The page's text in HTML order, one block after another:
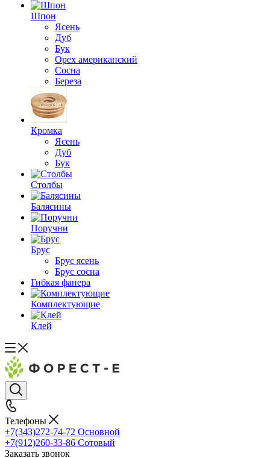
Шпон
Ясень
Дуб
Бук
Орех американский
Сосна
Береза
Кромка
Ясень
Дуб
Бук
Столбы
Балясины
Поручни
Брус
Брус ясень
Брус сосна
Гибкая фанера
Комплектующие
Клей
Телефоны
+7(343)272-74-72 Основной
+7(912)260-33-86 Сотовый
Заказать звонок